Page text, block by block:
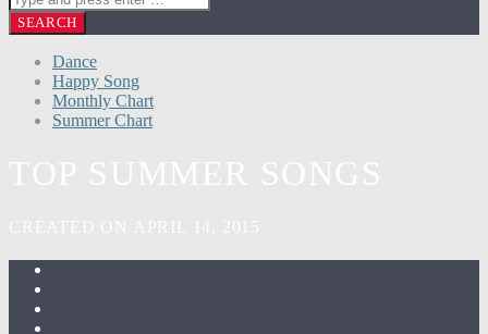
Dance
Happy Song
Monthly Chart
Summer Chart